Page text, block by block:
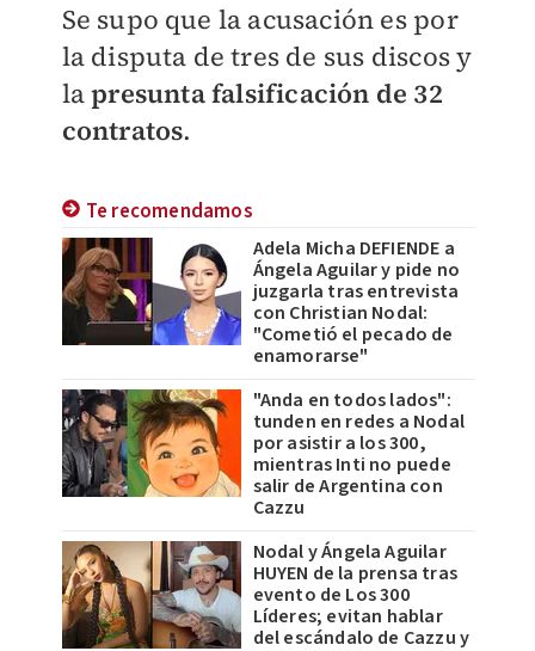
Se supo que la acusación es por
la disputa de tres de sus discos y
lapresunta falsificación de 32
contratos.
Te recomendamos
Adela Micha DEFIENDE a
Ángela Aguilar y pide no
juzgarla tras entrevista
con Christian Nodal:
"Cometió el pecado de
enamorarse"
"Anda en todos lados":
tunden en redes a Nodal
por asistir a los 300,
mientras Inti no puede
salir de Argentina con
Cazzu
Nodal y Ángela Aguilar
HUYEN de la prensa tras
evento de Los 300
Líderes; evitan hablar
del escándalo de Cazzu y